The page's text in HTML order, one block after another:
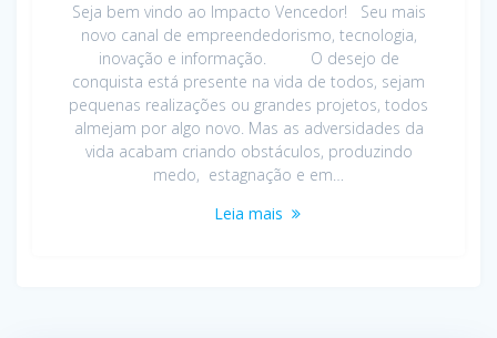
Seja bem vindo ao Impacto Vencedor! Seu mais
novo canal de empreendedorismo, tecnologia,
inovação e informação. O desejo de
conquista está presente na vida de todos, sejam
pequenas realizações ou grandes projetos, todos
almejam por algo novo. Mas as adversidades da
vida acabam criando obstáculos, produzindo
medo, estagnação e em…
Leia mais